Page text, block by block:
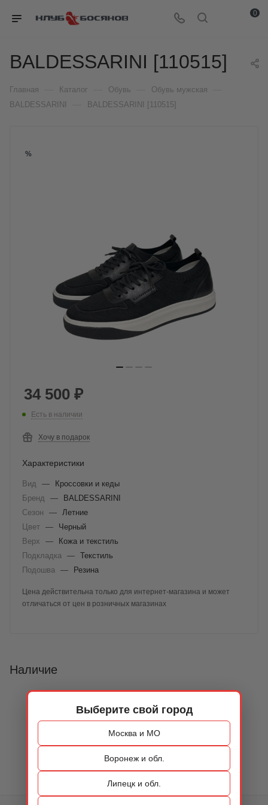
Выберите свой город
Москва и МО
Воронеж и обл.
Липецк и обл.
0
BALDESSARINI [110515]
Главная Каталог Обувь Обувь мужская
BALDESSARINI BALDESSARINI [110515]
%
34 500 ₽
Есть в наличии
Хочу в подарок
Характеристики
Вид —
Кроссовки и кеды
Бренд
—
BALDESSARINI
Сезон
—
Летние
Цвет —
Черный
Верх
—
Кожа и текстиль
Подкладка
— Текстиль
Подошва
— Резина
Цена действительна только для интернет-магазина и может
отличаться от цен в розничных магазинах
Наличие